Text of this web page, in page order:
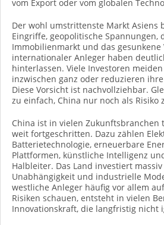
vom Export oder vom globalen
Der wohl umstrittenste Markt Asiens
Eingriffe, geopolitische Spannungen,
Immobilienmarkt und das gesunkene
internationaler Anleger haben
hinterlassen. Viele Investoren
inzwischen ganz oder reduzieren
Diese Vorsicht ist nachvollziehbar.
zu einfach, China nur noch als Risiko
China ist in vielen Zukunftsbranchen
weit fortgeschritten. Dazu zählen
Batterietechnologie, erneuerbare
Plattformen, künstliche Intelligenz
Halbleiter. Das Land investiert
Unabhängigkeit und industrielle
westliche Anleger häufig vor allem
Risiken schauen, entsteht in vielen
Innovationskraft, die langfristig nicht